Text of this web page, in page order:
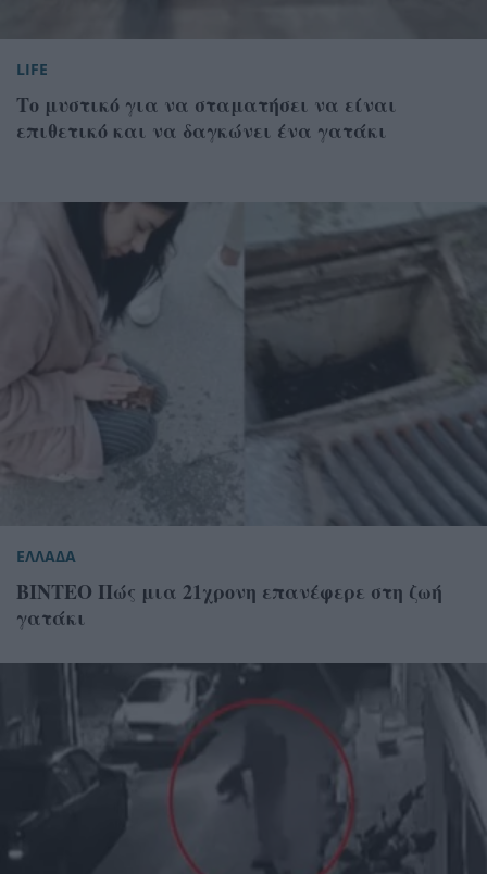
LIFE
Το μυστικό για να σταματήσει να είναι
επιθετικό και να δαγκώνει ένα γατάκι
ΕΛΛΑΔΑ
ΒΙΝΤΕΟ Πώς μια 21χρονη επανέφερε στη ζωή
γατάκι